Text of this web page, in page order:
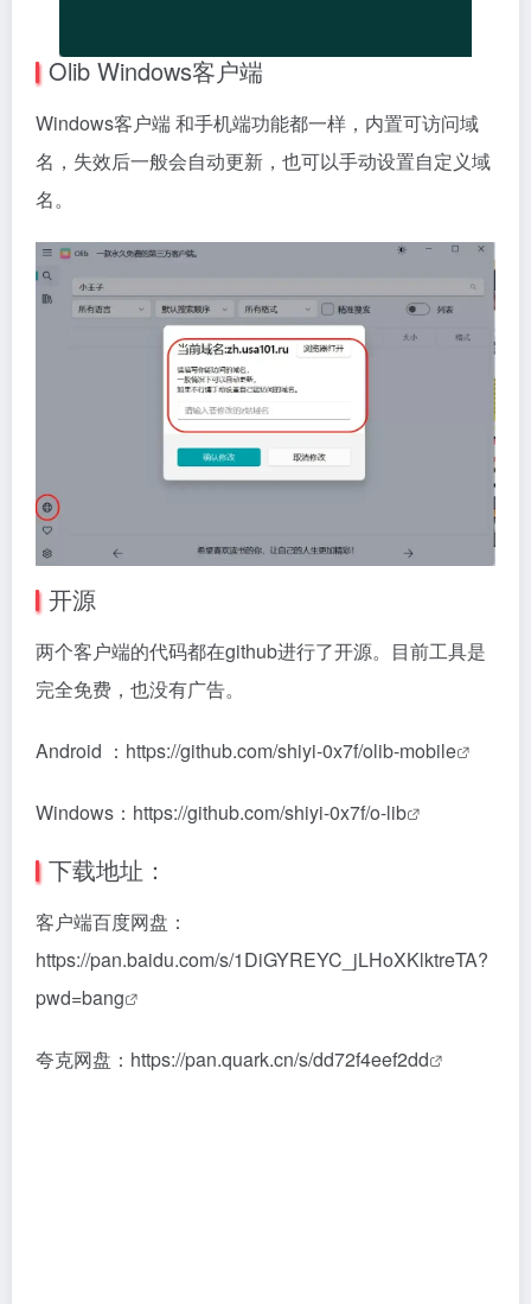
Olib Windows客户端
Windows客户端 和手机端功能都一样，内置可访问域
名，失效后一般会自动更新，也可以手动设置自定义域
名。
开源
两个客户端的代码都在github进行了开源。目前工具是
完全免费，也没有广告。
Android ： https://github.com/shiyi-0x7f/olib-mobile
Windows： https://github.com/shiyi-0x7f/o-lib
下载地址：
客户端百度网盘：
https://pan.baidu.com/s/1DiGYREYC_jLHoXKlktreTA?
pwd=bang
夸克网盘： https://pan.quark.cn/s/dd72f4eef2dd